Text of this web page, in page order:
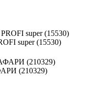
super (15530)
(210329)